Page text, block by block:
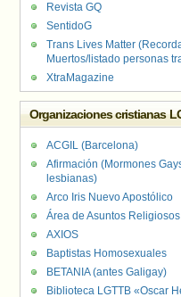
Revista GQ
SentidoG
Trans Lives Matter
Muertos/listado personas
XtraMagazine
Organizaciones cristianas
ACGIL (Barcelona)
Afirmación (Mormones
lesbianas)
Arco Iris Nuevo Apostólico
Área de Asuntos
AXIOS
Baptistas Homosexuales
BETANIA (antes Galigay)
Biblioteca LGTTB «Oscar